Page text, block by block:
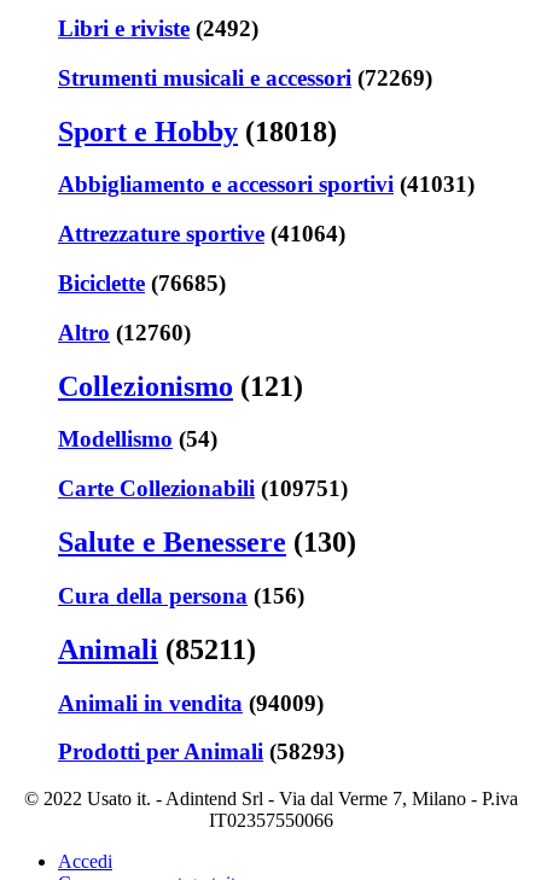
Libri e riviste (2492)
Strumenti musicali e accessori (72269)
Sport e Hobby (18018)
Abbigliamento e accessori sportivi (41031)
Attrezzature sportive (41064)
Biciclette (76685)
Altro (12760)
Collezionismo (121)
Modellismo (54)
Carte Collezionabili (109751)
Salute e Benessere (130)
Cura della persona (156)
Animali (85211)
Animali in vendita (94009)
Prodotti per Animali (58293)
© 2022 Usato it. - Adintend Srl - Via dal Verme 7, Milano - P.iva
IT02357550066
Accedi